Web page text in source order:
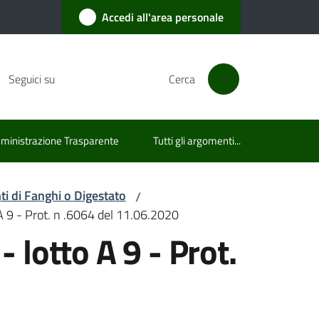
Accedi all'area personale
Seguici su Cerca
Trasparente Tutti gli argomenti...
di Fanghi o Digestato /
9 - Prot. n .6064 del 11.06.2020
lotto A 9 - Prot.